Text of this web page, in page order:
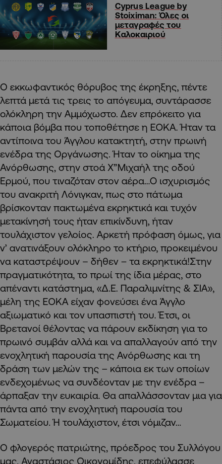
Cyprus League by
Stoiximan: Όλες οι
μεταγραφές του
Καλοκαιριού
Ο εκκωφαντικός θόρυβος της έκρηξης, πέντε
λεπτά μετά τις τρεις το απόγευμα, συντάρασσε
ολόκληρη την Αμμόχωστο. Δεν επρόκειτο για
κάποια βόμβα που τοποθέτησε η ΕΟΚΑ. Ήταν τα
αντίποινα του Άγγλου κατακτητή, στην πρωινή
ενέδρα της Οργάνωσης. Ήταν το οίκημα της
Ανόρθωσης, στην στοά Χ”Μιχαήλ της οδού
Ερμού, που τιναζόταν στον αέρα…Ο ισχυρισμός
του ανακριτή Λόνιγκαν, πως στο πάτωμα
βρίσκονταν πακτωμένα εκρηκτικά και τυχόν
μετακίνησή τους ήταν επικίνδυνη, ήταν
τουλάχιστον γελοίος. Αρκετή πρόφαση όμως, για
ν’ ανατινάξουν ολόκληρο το κτήριο, προκειμένου
να καταστρέψουν – δήθεν – τα εκρηκτικά!Στην
πραγματικότητα, το πρωί της ίδια μέρας, στο
απέναντι κατάστημα, «Δ.Ε. Παραλιμνίτης & ΣΙΑ»,
μέλη της ΕΟΚΑ είχαν φονεύσει ένα Άγγλο
αξιωματικό και τον υπασπιστή του. Έτσι, οι
Βρετανοί θέλοντας να πάρουν εκδίκηση για το
πρωινό συμβάν αλλά και να απαλλαγούν από την
ενοχλητική παρουσία της Ανόρθωσης και τη
δράση των μελών της – κάποια εκ των οποίων
ενδεχομένως να συνδέονταν με την ενέδρα –
άρπαξαν την ευκαιρία. Θα απαλλάσσονταν μια για
πάντα από την ενοχλητική παρουσία του
Σωματείου. Ή τουλάχιστον, έτσι νόμιζαν…
Ο φλογερός πατριώτης, πρόεδρος του Συλλόγου
μας, Αναστάσιος Οικονομίδης, επεφύλασσε